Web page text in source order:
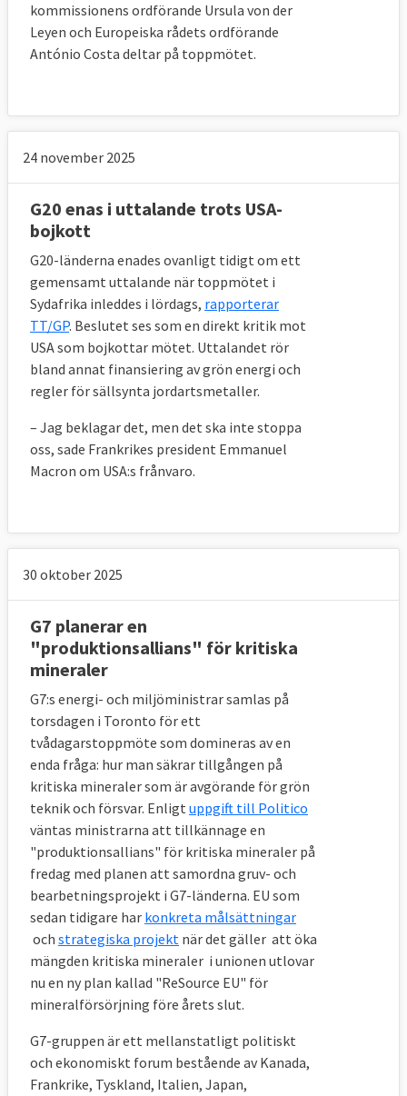
kommissionens ordförande Ursula von der
Leyen och Europeiska rådets ordförande
António Costa deltar på toppmötet.
24 november 2025
G20 enas i uttalande trots USA-
bojkott
G20-länderna enades ovanligt tidigt om ett
gemensamt uttalande när toppmötet i
Sydafrika inleddes i lördags, rapporterar
TT/GP. Beslutet ses som en direkt kritik mot
USA som bojkottar mötet. Uttalandet rör
bland annat finansiering av grön energi och
regler för sällsynta jordartsmetaller.
– Jag beklagar det, men det ska inte stoppa
oss, sade Frankrikes president Emmanuel
Macron om USA:s frånvaro.
30 oktober 2025
G7 planerar en
"produktionsallians" för kritiska
mineraler
G7:s energi- och miljöministrar samlas på
torsdagen i Toronto för ett
tvådagarstoppmöte som domineras av en
enda fråga: hur man säkrar tillgången på
kritiska mineraler som är avgörande för grön
teknik och försvar. Enligt uppgift till Politico
väntas ministrarna att tillkännage en
"produktionsallians" för kritiska mineraler på
fredag med planen att samordna gruv- och
bearbetningsprojekt i G7-länderna. EU som
sedan tidigare har konkreta målsättningar
och strategiska projekt när det gäller att öka
mängden kritiska mineraler i unionen utlovar
nu en ny plan kallad "ReSource EU" för
mineralförsörjning före årets slut.
G7-gruppen är ett mellanstatligt politiskt
och ekonomiskt forum bestående av Kanada,
Frankrike, Tyskland, Italien, Japan,